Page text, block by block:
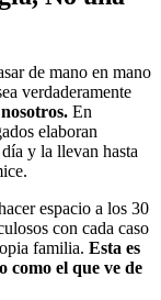
de mano en mano
verdaderamente
En
elaboran
y la llevan hasta
espacio a los 30
con cada caso
familia. Esta es
el que ve de